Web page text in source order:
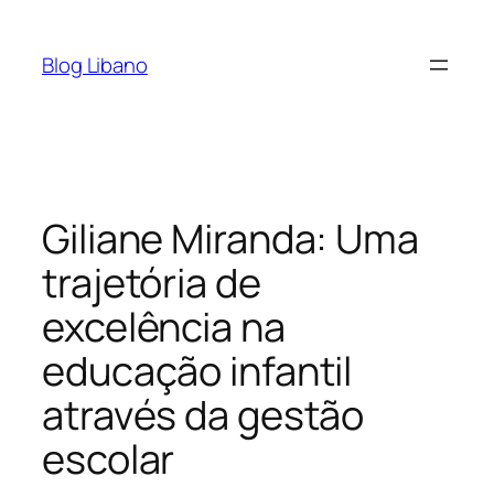
Blog Libano
Giliane Miranda: Uma
trajetória de
excelência na
educação infantil
através da gestão
escolar